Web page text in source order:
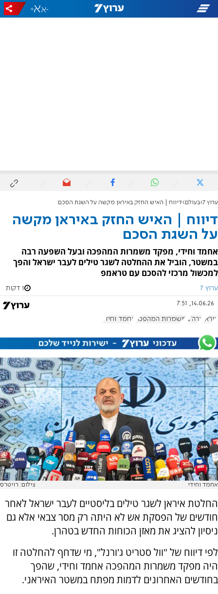
-
+
ערוץ 7 בעולם דיווח | האיש החזק באיראן מקשה על השגת הסכם
דיווח | האיש החזק באיראן מקשה
על השגת הסכם
אחמד וחידי, מפקד משמרות המהפכה ובעל השפעה רבה
במשטר, הוביל את ההחלטה לשגר טילים לעבר ישראל והפך
למכשול מרכזי להסכם עם טראמפ
ערוץ 7 1 דקות
14.06.26, 7:51
איראן ארה"ב משמרות המהפכה אחמד וחידי
אחמד וחידי צילום: רויטרס
החלטת איראן לשגר טילים בליסטיים לעבר ישראל לאחר
חודשים של הפסקת אש לא היתה רק מסר צבאי אלא גם
ניסיון להציג את מאזן הכוחות החדש בטהרן.
לפי דיווח של "וול סטריט ג'ורנל", מי שדחף להחלטה זו
היה מפקד משמרות המהפכה אחמד וחידי, שהפך
בחודשים האחרונים לדמות מפתח במשטר האיראני.